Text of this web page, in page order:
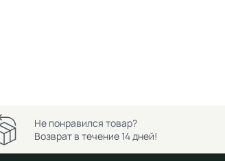
Не понравился товар?
Возврат в течение 14 дней!